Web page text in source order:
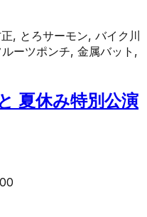
, とろサーモン, バイク川
ーツポンチ, 金属バット,
夏休み特別公演